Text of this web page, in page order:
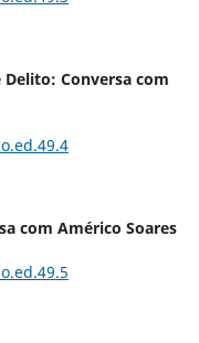
Conversa com
com Américo Soares